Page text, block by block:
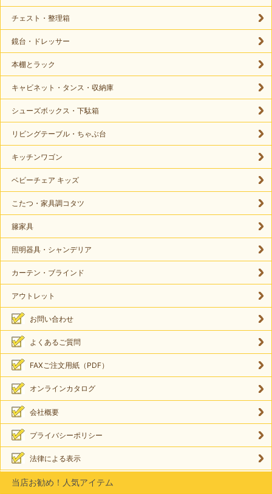
チェスト・整理箱
鏡台・ドレッサー
本棚とラック
キャビネット・タンス・収納庫
シューズボックス・下駄箱
リビングテーブル・ちゃぶ台
キッチンワゴン
ベビーチェア キッズ
こたつ・家具調コタツ
籐家具
照明器具・シャンデリア
カーテン・ブラインド
アウトレット
お問い合わせ
よくあるご質問
FAXご注文用紙（PDF）
オンラインカタログ
会社概要
プライバシーポリシー
法律による表示
当店お勧め！人気アイテム